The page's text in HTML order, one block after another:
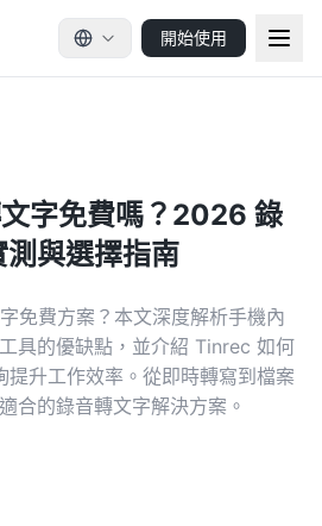
開始使用
字免費嗎？2026 錄
與選擇指南
免費方案？本文深度解析手機內
具的優缺點，並介紹 Tinrec 如何
升工作效率。從即時轉寫到檔案
合的錄音轉文字解決方案。